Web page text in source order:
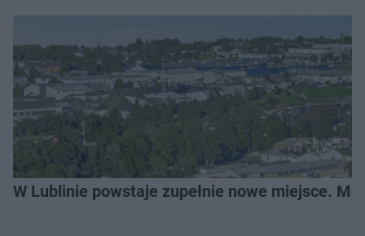
W Lublinie powstaje zupełnie nowe miejsce.